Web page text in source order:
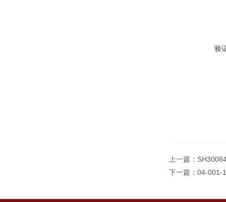
验
上一篇：
下一篇： 04-001-